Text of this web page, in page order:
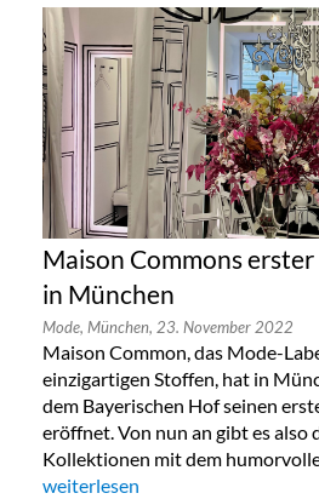
Maison Commons
in München
Mode, München, 23. November 2022
Maison Common, das Mode-
einzigartigen Stoffen, hat in
dem Bayerischen Hof seinen
eröffnet. Von nun an gibt es also
Kollektionen mit dem
„Maison Commons erster
weiterlesen